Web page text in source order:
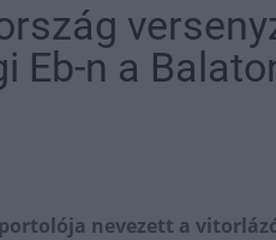
Eb-n a
nevezett a